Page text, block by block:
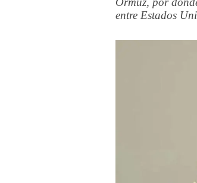
entre Estados